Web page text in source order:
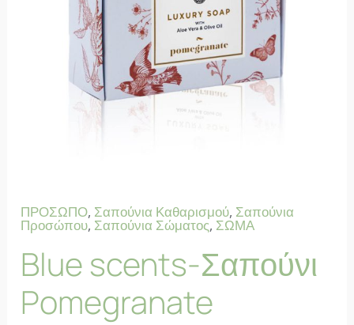
ΠΡΟΣΩΠΟ, Σαπούνια Καθαρισμού, Σαπούνια
Προσώπου, Σαπούνια Σώματος, ΣΩΜΑ
Blue scents-Σαπούνι
Pomegranate